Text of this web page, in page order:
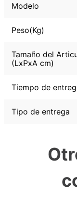
Modelo
Peso(Kg)
Tamaño del
(LxPxA cm)
Tiempo de
Tipo de entrega